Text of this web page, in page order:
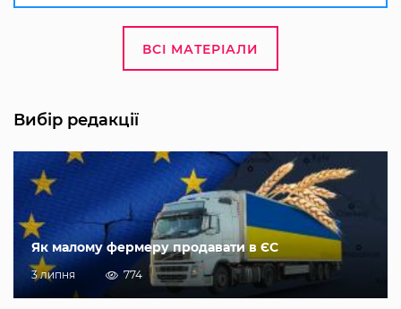
ВСІ МАТЕРІАЛИ
Вибір редакції
Як малому фермеру продавати в ЄС
3 липня 774